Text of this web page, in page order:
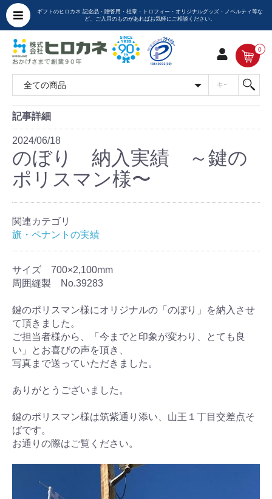
ギフトのヒロカネ 記念品・贈答用・社章・トロフィー・オリジナルグッズ・ノベルティ等な
ど、ご入用のものがあればお気軽にご相談ください。
0
記事詳細
2024/06/18
のぼり 納入実績 ～鍵の
ポリスマン様〜
関連カテゴリ
旗・ペナントの実績
サイズ 700×2,100mm
周囲縫製
No.39283
鍵のポリスマン様にオリジナルの「のぼり」を納入させ
て頂きました。
ご担当者様から、「今までと印象が変わり、とても良
い」とお喜びの声を頂き、
写真まで送っていただきました。
ありがとうございました。
鍵のポリスマン様は筑紫通り添い、山王１丁目交差点そ
ばです。
お通りの際はご覧ください。